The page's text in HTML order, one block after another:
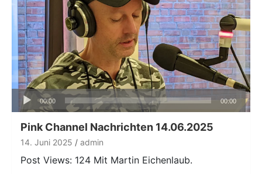
Audio-
Player
00:00 00:00
Pink Channel Nachrichten 14.06.2025
14. Juni 2025 admin
Post Views: 124 Mit Martin Eichenlaub.